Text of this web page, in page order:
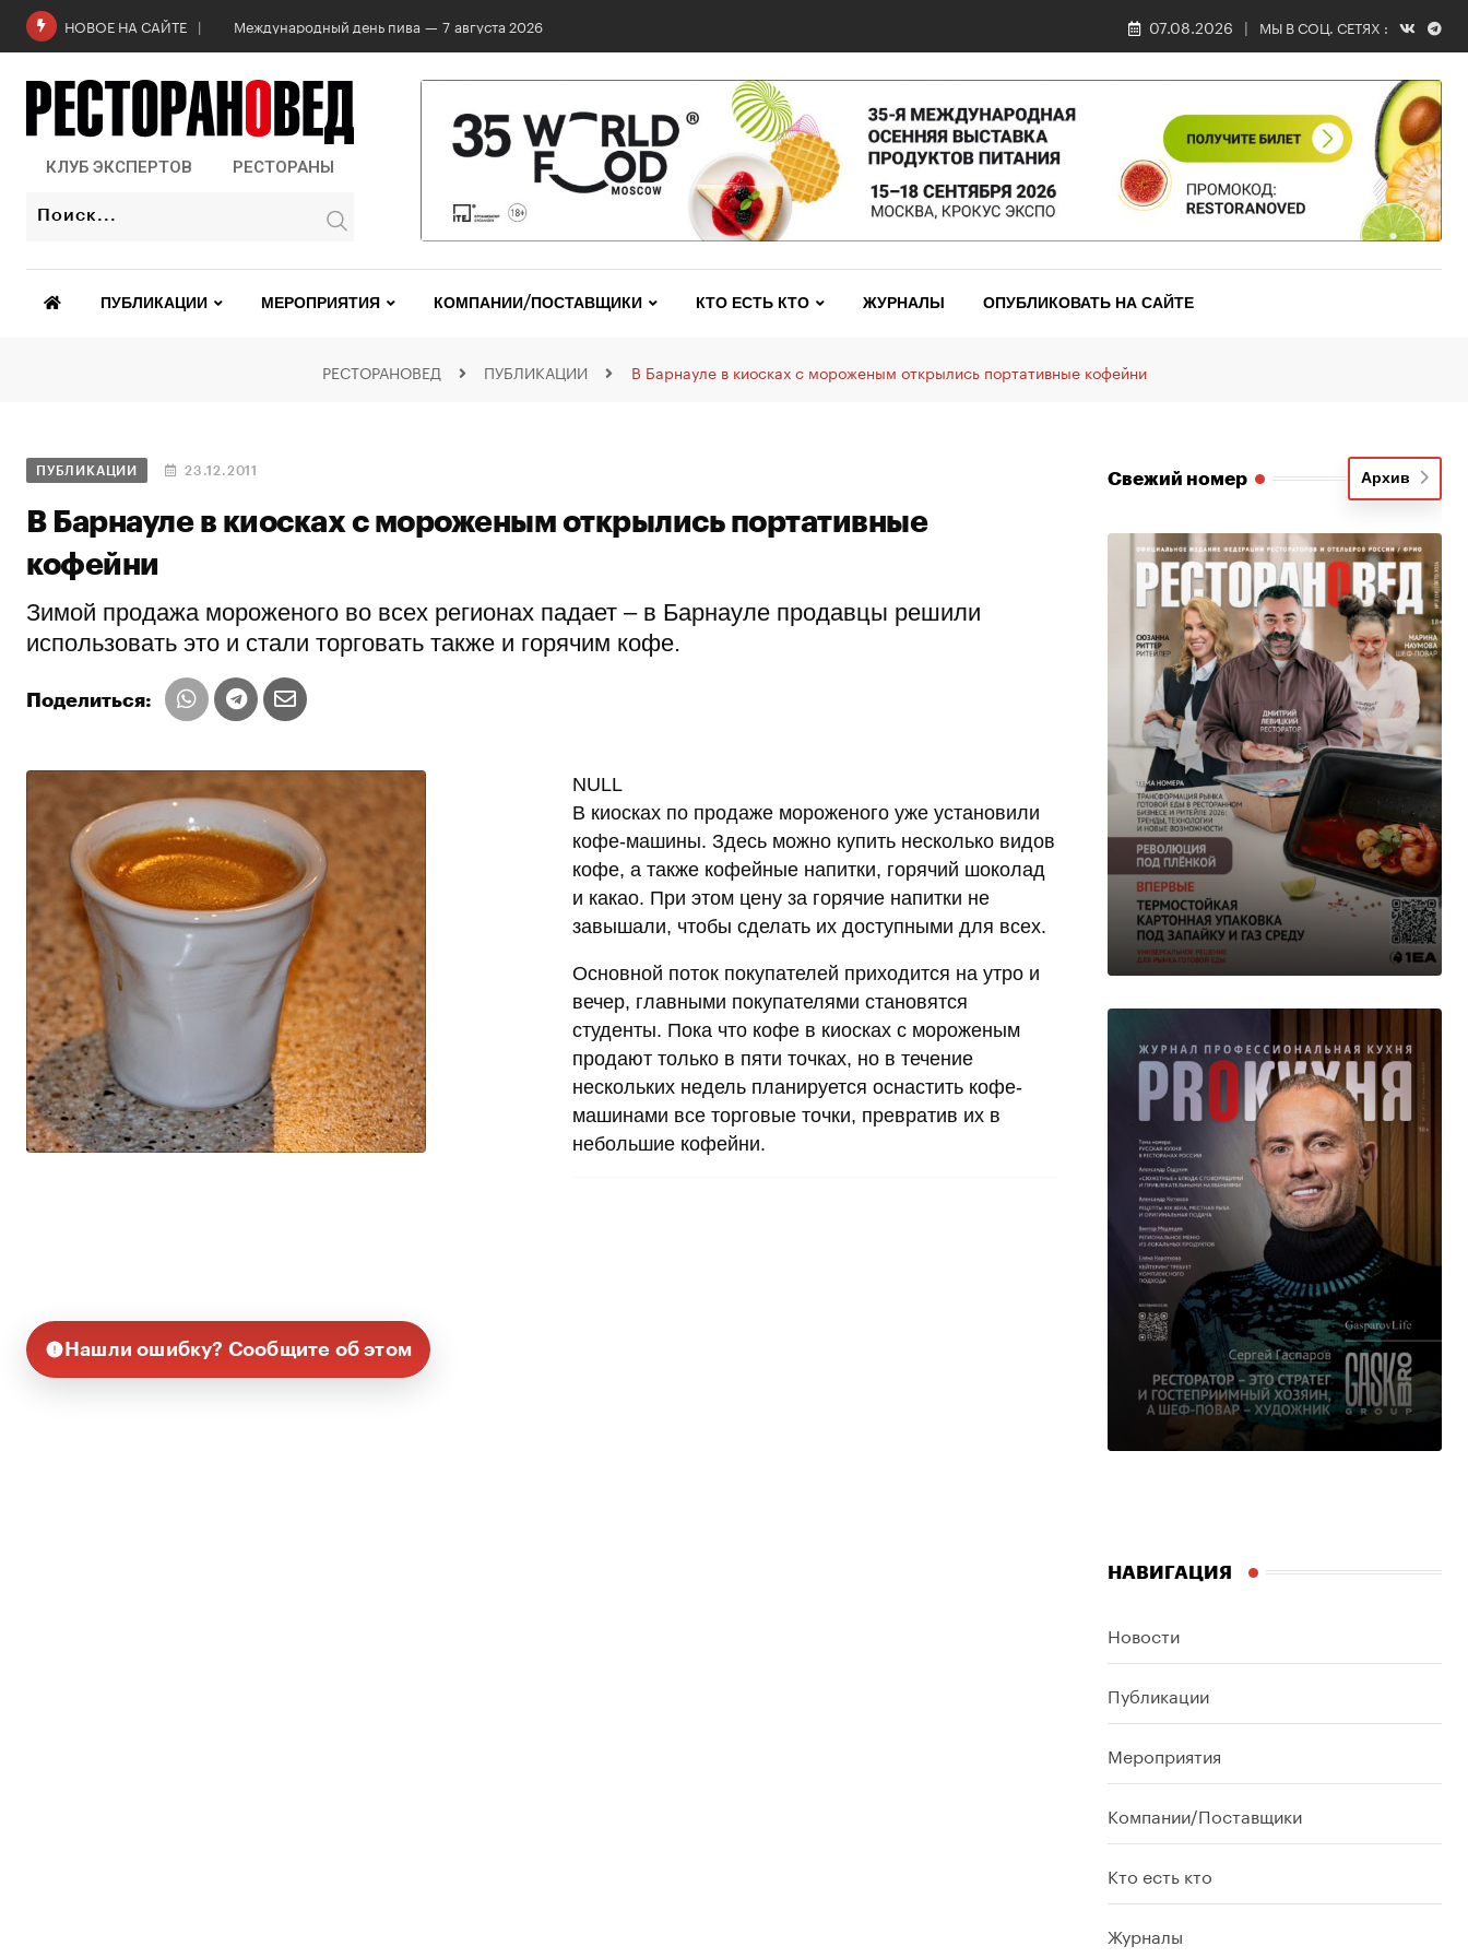
НОВОЕ НА САЙТЕ Международный день пива — 7 августа 2026 07.08.2026 МЫ В СОЦ. СЕТЯХ :
КЛУБ ЭКСПЕРТОВ РЕСТОРАНЫ
ПУБЛИКАЦИИ МЕРОПРИЯТИЯ КОМПАНИИ/ПОСТАВЩИКИ КТО ЕСТЬ КТО ЖУРНАЛЫ ОПУБЛИКОВАТЬ НА САЙТЕ
РЕСТОРАНОВЕД ПУБЛИКАЦИИ В Барнауле в киосках с мороженым открылись портативные кофейни
ПУБЛИКАЦИИ 23.12.2011
В Барнауле в киосках с мороженым открылись портативные
кофейни
Зимой продажа мороженого во всех регионах падает – в Барнауле продавцы решили
использовать это и стали торговать также и горячим кофе.
Поделиться:
NULL
В киосках по продаже мороженого уже установили
кофе-машины. Здесь можно купить несколько видов
кофе, а также кофейные напитки, горячий шоколад
и какао. При этом цену за горячие напитки не
завышали, чтобы сделать их доступными для всех.
Основной поток покупателей приходится на утро и
вечер, главными покупателями становятся
студенты. Пока что кофе в киосках с мороженым
продают только в пяти точках, но в течение
нескольких недель планируется оснастить кофе-
машинами все торговые точки, превратив их в
небольшие кофейни.
Нашли ошибку? Сообщите об этом
Свежий номер Архив
НАВИГАЦИЯ
Новости
Публикации
Мероприятия
Компании/Поставщики
Кто есть кто
Журналы